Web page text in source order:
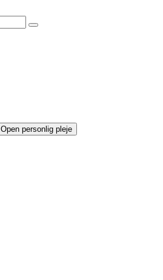
Open personlig pleje